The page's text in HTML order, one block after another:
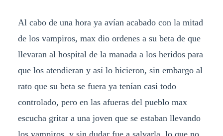
Al cabo de una hora ya avían acabado con la mitad
de los vampiros, max dio ordenes a su beta de que
llevaran al hospital de la manada a los heridos para
que los atendieran y así lo hicieron, sin embargo al
rato que su beta se fuera ya tenían casi todo
controlado, pero en las afueras del pueblo max
escucha gritar a una joven que se estaban llevando
los vampiros, y sin dudar fue a salvarla, lo que no